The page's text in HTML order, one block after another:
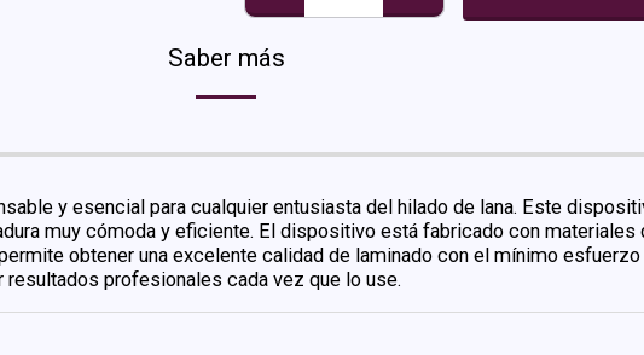
Saber más
y esencial para cualquier entusiasta del hilado de lana. Este
muy cómoda y eficiente. El dispositivo está fabricado con materiales
obtener una excelente calidad de laminado con el mínimo
profesionales cada vez que lo use.